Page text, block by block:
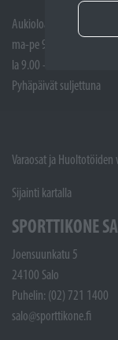
Aukioloajat
ma-pe 9.00 - 17.00
la 9.00 - 14.00
Pyhäpäivät suljettuna
Varaosat ja
Sijainti kartalla
SPORTTIKONE
Joensuunkatu 5
24100 Salo
Puhelin: (02) 721 1400
salo@sporttikone.fi